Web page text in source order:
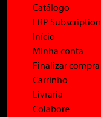
Catálogo
ERP Subscription
Início
Minha conta
Finalizar compra
Carrinho
Livraria
Colabore